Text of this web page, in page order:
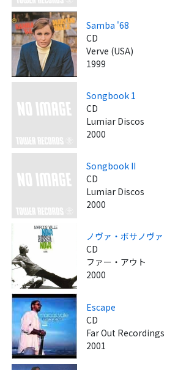
Samba '68
CD
Verve (USA)
1999
Songbook 1
CD
Lumiar Discos
2000
Songbook II
CD
Lumiar Discos
2000
ノヴァ・ボサノヴァ
CD
ファー・アウト
2000
Escape
CD
Far Out Recordings
2001